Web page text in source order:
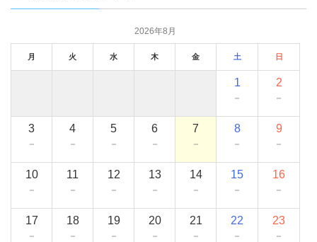
2026年8月
月 火 水 木 金 土 日
1
－
2
－
3
－
4
－
5
－
6
－
7
－
8
－
9
－
10
－
11
－
12
－
13
－
14
－
15
－
16
－
17
－
18
－
19
－
20
－
21
－
22
－
23
－